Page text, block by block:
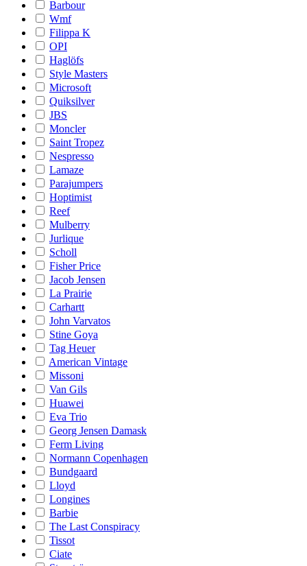
Barbour
Wmf
Filippa K
OPI
Haglöfs
Style Masters
Microsoft
Quiksilver
JBS
Moncler
Saint Tropez
Nespresso
Lamaze
Parajumpers
Hoptimist
Reef
Mulberry
Jurlique
Scholl
Fisher Price
Jacob Jensen
La Prairie
Carhartt
John Varvatos
Stine Goya
Tag Heuer
American Vintage
Missoni
Van Gils
Huawei
Eva Trio
Georg Jensen Damask
Ferm Living
Normann Copenhagen
Bundgaard
Lloyd
Longines
Barbie
The Last Conspiracy
Tissot
Ciate